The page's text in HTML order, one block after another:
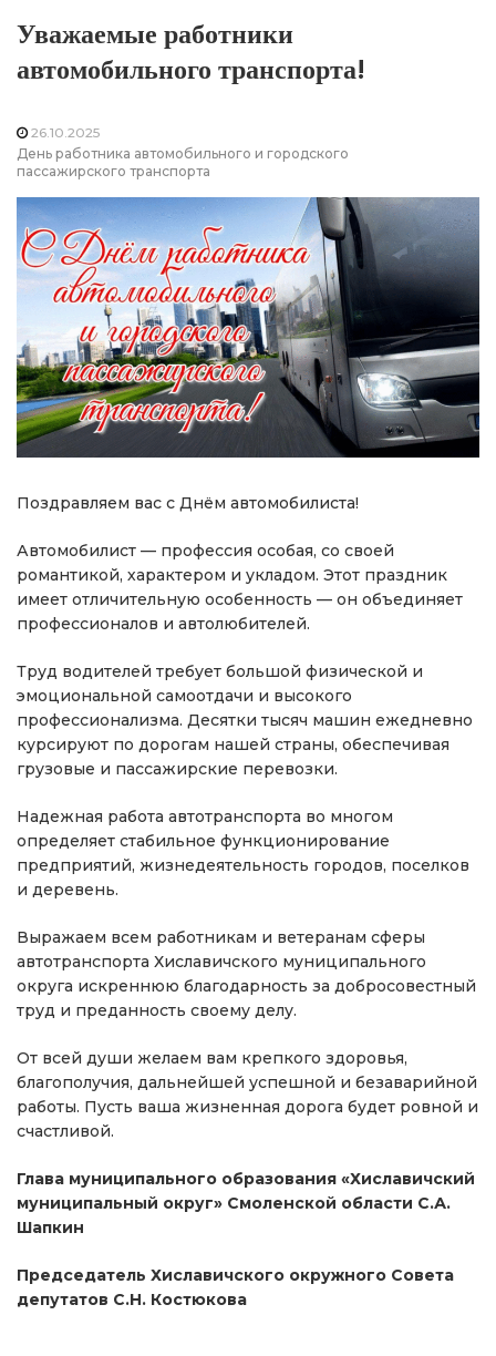
Уважаемые работники
автомобильного транспорта!
26.10.2025
День работника автомобильного и городского
пассажирского транспорта
Поздравляем вас с Днём автомобилиста!
Автомобилист — профессия особая, со своей
романтикой, характером и укладом. Этот праздник
имеет отличительную особенность — он объединяет
профессионалов и автолюбителей.
Труд водителей требует большой физической и
эмоциональной самоотдачи и высокого
профессионализма. Десятки тысяч машин ежедневно
курсируют по дорогам нашей страны, обеспечивая
грузовые и пассажирские перевозки.
Надежная работа автотранспорта во многом
определяет стабильное функционирование
предприятий, жизнедеятельность городов, поселков
и деревень.
Выражаем всем работникам и ветеранам сферы
автотранспорта Хиславичского муниципального
округа искреннюю благодарность за добросовестный
труд и преданность своему делу.
От всей души желаем вам крепкого здоровья,
благополучия, дальнейшей успешной и безаварийной
работы. Пусть ваша жизненная дорога будет ровной и
счастливой.
Глава муниципального образования «Хиславичский
муниципальный округ» Смоленской области С.А.
Шапкин
Председатель Хиславичского окружного Совета
депутатов С.Н. Костюкова